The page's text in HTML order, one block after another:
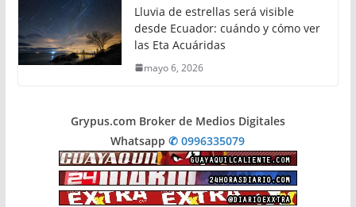
Lluvia de estrellas será visible
desde Ecuador: cuándo y cómo ver
las Eta Acuáridas
mayo 6, 2026
Grypus.com Broker de Medios Digitales
Whatsapp✆ 0996335079